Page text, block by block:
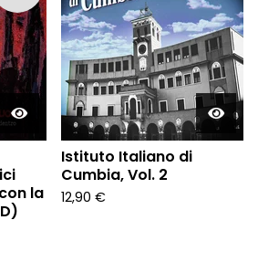
la
Istituto Italiano di
Cumbia, Vol. 2
12,90 €